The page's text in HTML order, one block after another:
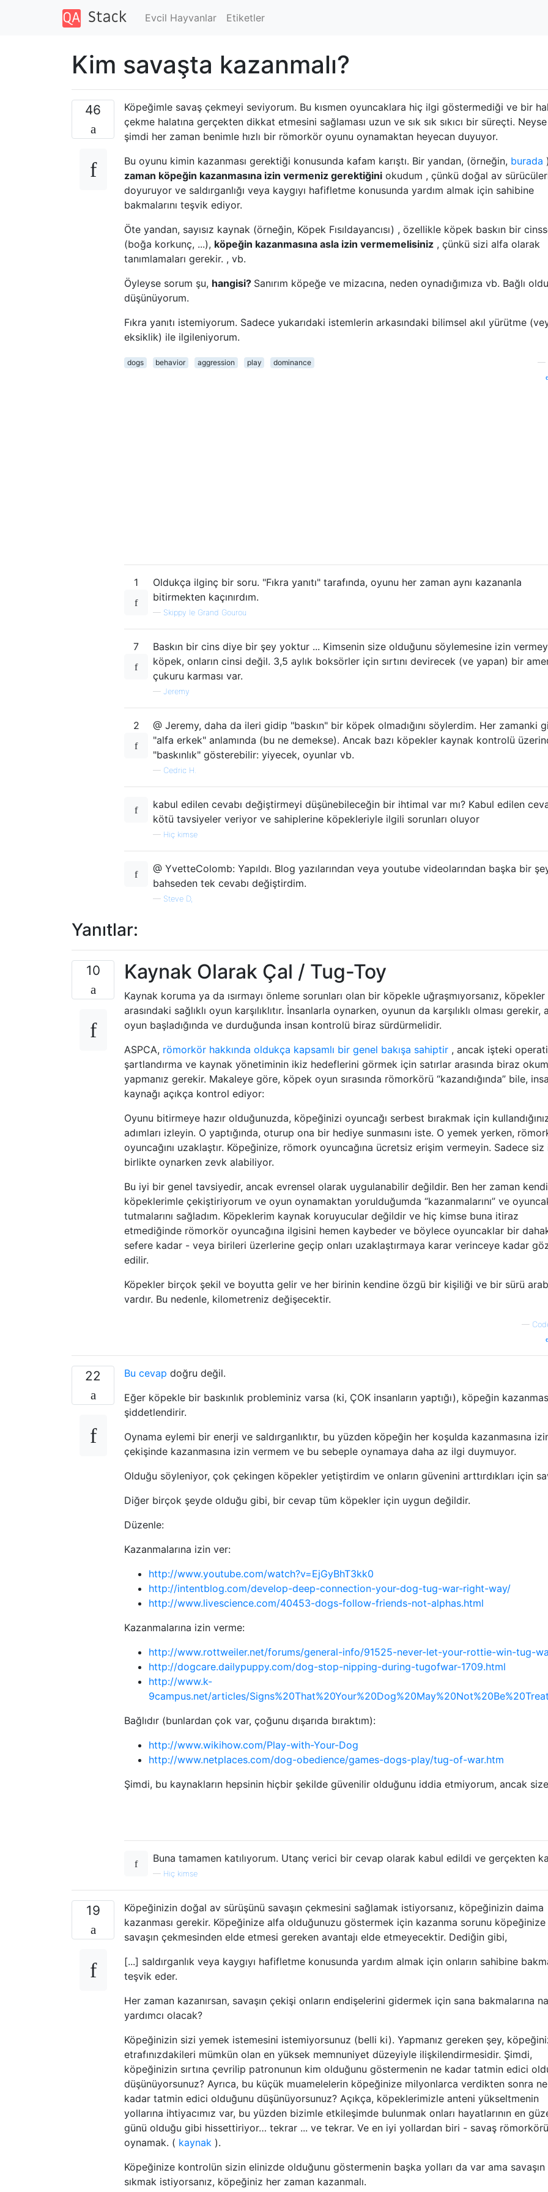
Evcil Hayvanlar Etiketler
Kim savaşta kazanmalı?
46
Köpeğimle savaş çekmeyi seviyorum. Bu kısmen oyuncaklara hiç ilgi göstermediği ve bir
çekme halatına gerçekten dikkat etmesini sağlaması uzun ve sık sık sıkıcı bir süreçti.
şimdi her zaman benimle hızlı bir römorkör oyunu oynamaktan heyecan duyuyor.
Bu oyunu kimin kazanması gerektiği konusunda kafam karıştı. Bir yandan, (örneğin, burada )
zaman köpeğin kazanmasına izin vermeniz gerektiğini okudum , çünkü doğal av
doyuruyor ve saldırganlığı veya kaygıyı hafifletme konusunda yardım almak için sahibine
bakmalarını teşvik ediyor.
Öte yandan, sayısız kaynak (örneğin, Köpek Fısıldayancısı) , özellikle köpek baskın bir
(boğa korkunç, ...), köpeğin kazanmasına asla izin vermemelisiniz , çünkü sizi alfa olarak
tanımlamaları gerekir. , vb.
Öyleyse sorum şu, hangisi? Sanırım köpeğe ve mizacına, neden oynadığımıza vb. Bağlı
düşünüyorum.
Fıkra yanıtı istemiyorum. Sadece yukarıdaki istemlerin arkasındaki bilimsel akıl yürütme
eksiklik) ile ilgileniyorum.
dogs behavior aggression play dominance —
1
Oldukça ilginç bir soru. "Fıkra yanıtı" tarafında, oyunu her zaman aynı kazananla
bitirmekten kaçınırdım.
— Skippy le Grand Gourou
7
Baskın bir cins diye bir şey yoktur ... Kimsenin size olduğunu söylemesine izin
köpek, onların cinsi değil. 3,5 aylık boksörler için sırtını devirecek (ve yapan) bir
çukuru karması var.
— Jeremy
2
@ Jeremy, daha da ileri gidip "baskın" bir köpek olmadığını söylerdim. Her zamanki
"alfa erkek" anlamında (bu ne demekse). Ancak bazı köpekler kaynak kontrolü
"baskınlık" gösterebilir: yiyecek, oyunlar vb.
— Cedric H.
kabul edilen cevabı değiştirmeyi düşünebileceğin bir ihtimal var mı? Kabul edilen
kötü tavsiyeler veriyor ve sahiplerine köpekleriyle ilgili sorunları oluyor
— Hiç kimse
@ YvetteColomb: Yapıldı. Blog yazılarından veya youtube videolarından başka bir
bahseden tek cevabı değiştirdim.
— Steve D,
Yanıtlar:
10 Kaynak Olarak Çal / Tug-Toy
Kaynak koruma ya da ısırmayı önleme sorunları olan bir köpekle uğraşmıyorsanız, köpekler
arasındaki sağlıklı oyun karşılıklıtır. İnsanlarla oynarken, oyunun da karşılıklı olması gerekir,
oyun başladığında ve durduğunda insan kontrolü biraz sürdürmelidir.
ASPCA, römorkör hakkında oldukça kapsamlı bir genel bakışa sahiptir , ancak işteki
şartlandırma ve kaynak yönetiminin ikiz hedeflerini görmek için satırlar arasında biraz
yapmanız gerekir. Makaleye göre, köpek oyun sırasında römorkörü “kazandığında” bile,
kaynağı açıkça kontrol ediyor:
Oyunu bitirmeye hazır olduğunuzda, köpeğinizi oyuncağı serbest bırakmak için
adımları izleyin. O yaptığında, oturup ona bir hediye sunmasını iste. O yemek yerken,
oyuncağını uzaklaştır. Köpeğinize, römork oyuncağına ücretsiz erişim vermeyin. Sadece siz
birlikte oynarken zevk alabiliyor.
Bu iyi bir genel tavsiyedir, ancak evrensel olarak uygulanabilir değildir. Ben her zaman kendi
köpeklerimle çekiştiriyorum ve oyun oynamaktan yorulduğumda “kazanmalarını” ve
tutmalarını sağladım. Köpeklerim kaynak koruyucular değildir ve hiç kimse buna itiraz
etmediğinde römorkör oyuncağına ilgisini hemen kaybeder ve böylece oyuncaklar bir
sefere kadar - veya birileri üzerlerine geçip onları uzaklaştırmaya karar verinceye kadar
edilir.
Köpekler birçok şekil ve boyutta gelir ve her birinin kendine özgü bir kişiliği ve bir sürü
vardır. Bu nedenle, kilometreniz değişecektir.
—
22 Bu cevap doğru değil.
Eğer köpekle bir baskınlık probleminiz varsa (ki, ÇOK insanların yaptığı), köpeğin
şiddetlendirir.
Oynama eylemi bir enerji ve saldırganlıktır, bu yüzden köpeğin her koşulda kazanmasına
çekişinde kazanmasına izin vermem ve bu sebeple oynamaya daha az ilgi duymuyor.
Olduğu söyleniyor, çok çekingen köpekler yetiştirdim ve onların güvenini arttırdıkları için
Diğer birçok şeyde olduğu gibi, bir cevap tüm köpekler için uygun değildir.
Düzenle:
Kazanmalarına izin ver:
http://www.youtube.com/watch?v=EjGyBhT3kk0
http://intentblog.com/develop-deep-connection-your-dog-tug-war-right-way/
http://www.livescience.com/40453-dogs-follow-friends-not-alphas.html
Kazanmalarına izin verme:
http://www.rottweiler.net/forums/general-info/91525-never-let-your-rottie-win-tug-
http://dogcare.dailypuppy.com/dog-stop-nipping-during-tugofwar-1709.html
http://www.k-
9campus.net/articles/
Bağlıdır (bunlardan çok var, çoğunu dışarıda bıraktım):
http://www.wikihow.com/Play-with-Your-Dog
http://www.netplaces.com/dog-obedience/games-dogs-play/tug-of-war.htm
Şimdi, bu kaynakların hepsinin hiçbir şekilde güvenilir olduğunu iddia etmiyorum, ancak
Buna tamamen katılıyorum. Utanç verici bir cevap olarak kabul edildi ve gerçekten
— Hiç kimse
19
Köpeğinizin doğal av sürüşünü savaşın çekmesini sağlamak istiyorsanız, köpeğinizin daima
kazanması gerekir. Köpeğinize alfa olduğunuzu göstermek için kazanma sorunu köpeğinize
savaşın çekmesinden elde etmesi gereken avantajı elde etmeyecektir. Dediğin gibi,
[...] saldırganlık veya kaygıyı hafifletme konusunda yardım almak için onların sahibine
teşvik eder.
Her zaman kazanırsan, savaşın çekişi onların endişelerini gidermek için sana bakmalarına
yardımcı olacak?
Köpeğinizin sizi yemek istemesini istemiyorsunuz (belli ki). Yapmanız gereken şey,
etrafınızdakileri mümkün olan en yüksek memnuniyet düzeyiyle ilişkilendirmesidir. Şimdi,
köpeğinizin sırtına çevrilip patronunun kim olduğunu göstermenin ne kadar tatmin edici
düşünüyorsunuz? Ayrıca, bu küçük muamelelerin köpeğinize milyonlarca verdikten sonra ne
kadar tatmin edici olduğunu düşünüyorsunuz? Açıkça, köpeklerimizle anteni yükseltmenin
yollarına ihtiyacımız var, bu yüzden bizimle etkileşimde bulunmak onları hayatlarının en
günü olduğu gibi hissettiriyor… tekrar ... ve tekrar. Ve en iyi yollardan biri - savaş römorkörü
oynamak. ( kaynak ).
Köpeğinize kontrolün sizin elinizde olduğunu göstermenin başka yolları da var ama savaşın
sıkmak istiyorsanız, köpeğiniz her zaman kazanmalı.